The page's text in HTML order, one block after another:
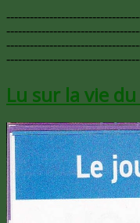
Lu sur la vie